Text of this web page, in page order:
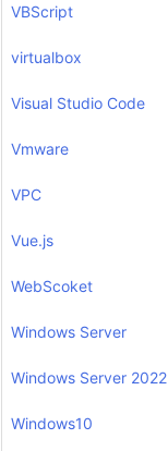
VBScript
virtualbox
Visual Studio Code
Vmware
VPC
Vue.js
WebScoket
Windows Server
Windows Server 2022
Windows10